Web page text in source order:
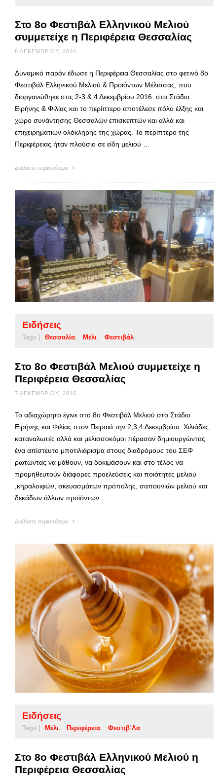
Στο 8ο Φεστιβάλ Ελληνικού Μελιού
συμμετείχε η Περιφέρεια Θεσσαλίας
8 ΔΕΚΕΜΒΡΊΟΥ, 2016
Δυναμικό παρόν έδωσε η Περιφέρεια Θεσσαλίας στο φετινό 8ο
Φεστιβάλ Ελληνικού Μελιού & Προϊόντων Μέλισσας, που
διοργανώθηκε στις 2-3 & 4 Δεκεμβρίου 2016 στο Στάδιο
Ειρήνης & Φιλίας και το περίπτερο αποτέλεσε πόλο έλξης και
χώρο συνάντησης Θεσσαλών επισκεπτών και αλλά και
επιχειρηματιών ολόκληρης της χώρας. Το περίπτερο της
Περιφέρειας ήταν πλούσιο σε είδη μελιού …
Διαβάστε περισσότερα
Ειδήσεις
Tags | Θεσσαλία Μέλι Φεστιβάλ
Στο 8ο Φεστιβάλ Μελιού συμμετείχε η
Περιφέρεια Θεσσαλίας
7 ΔΕΚΕΜΒΡΊΟΥ, 2016
Το αδιαχώρητο έγινε στο 8ο Φεστιβάλ Μελιού στο Στάδιο
Ειρήνης και Φιλίας στον Πειραιά την 2,3,4 Δεκεμβρίου. Χιλιάδες
καταναλωτές αλλά και μελισσοκόμοι πέρασαν δημιουργώντας
ένα απίστευτο μποτιλιάρισμα στους διαδρόμους του ΣΕΦ
ρωτώντας να μάθουν, να δοκιμάσουν και στο τέλος να
προμηθευτούν διάφορες προελεύσεις και ποιότητες μελιού
,κηραλοιφών, σκευασμάτων πρόπολης, σαπουνιών μελιού και
δεκάδων άλλων προϊόντων …
Διαβάστε περισσότερα
Ειδήσεις
Tags | Μέλι Περιφέρεια Φεστιβ΄λα
Στο 8ο Φεστιβάλ Ελληνικού Μελιού η
Περιφέρεια Θεσσαλίας